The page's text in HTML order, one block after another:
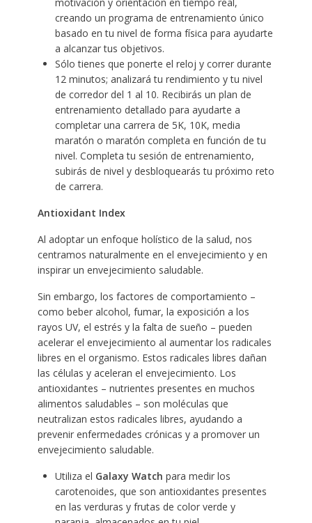
creando un programa de entrenamiento único
basado en tu nivel de forma física para ayudarte
a alcanzar tus objetivos.
Sólo tienes que ponerte el reloj y correr durante
12 minutos; analizará tu rendimiento y tu nivel
de corredor del 1 al 10. Recibirás un plan de
entrenamiento detallado para ayudarte a
completar una carrera de 5K, 10K, media
maratón o maratón completa en función de tu
nivel. Completa tu sesión de entrenamiento,
subirás de nivel y desbloquearás tu próximo reto
de carrera.
Antioxidant Index
Al adoptar un enfoque holístico de la salud, nos
centramos naturalmente en el envejecimiento y en
inspirar un envejecimiento saludable.
Sin embargo, los factores de comportamiento –
como beber alcohol, fumar, la exposición a los
rayos UV, el estrés y la falta de sueño – pueden
acelerar el envejecimiento al aumentar los radicales
libres en el organismo. Estos radicales libres dañan
las células y aceleran el envejecimiento. Los
antioxidantes – nutrientes presentes en muchos
alimentos saludables – son moléculas que
neutralizan estos radicales libres, ayudando a
prevenir enfermedades crónicas y a promover un
envejecimiento saludable.
Utiliza el Galaxy Watch para medir los
carotenoides, que son antioxidantes presentes
en las verduras y frutas de color verde y